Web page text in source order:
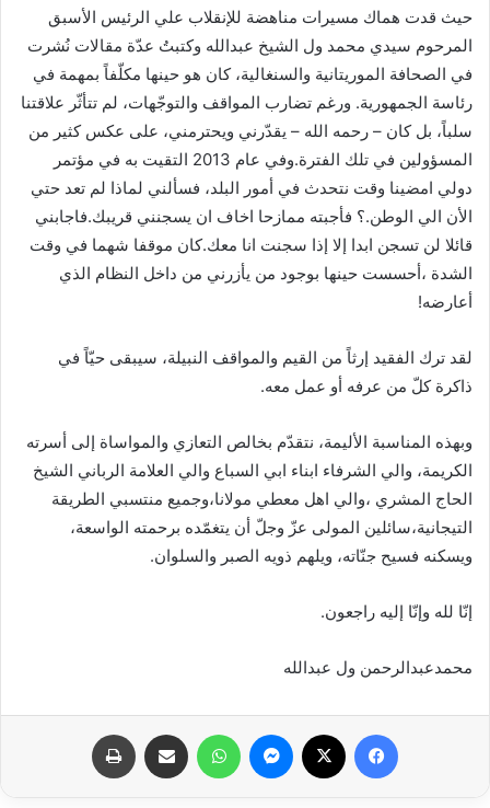
حيث قدت هماك مسيرات مناهضة للإنقلاب علي الرئيس الأسبق
المرحوم سيدي محمد ول الشيخ عبدالله وكتبتُ عدّة مقالات نُشرت
في الصحافة الموريتانية والسنغالية، كان هو حينها مكلّفاً بمهمة في
رئاسة الجمهورية. ورغم تضارب المواقف والتوجّهات، لم تتأثّر علاقتنا
سلباً، بل كان – رحمه الله – يقدّرني ويحترمني، على عكس كثير من
المسؤولين في تلك الفترة.وفي عام 2013 التقيت به في مؤتمر
دولي امضينا وقت نتحدث في أمور البلد، فسألني لماذا لم تعد حتي
الأن الي الوطن.؟ فأجبته ممازحا اخاف ان يسجنني قريبك.فاجابني
قائلا لن تسجن ابدا إلا إذا سجنت انا معك.كان موقفا شهما في وقت
الشدة ،أحسست حينها بوجود من يأزرني من داخل النظام الذي
أعارضه!
لقد ترك الفقيد إرثاً من القيم والمواقف النبيلة، سيبقى حيّاً في
ذاكرة كلّ من عرفه أو عمل معه.
وبهذه المناسبة الأليمة، نتقدّم بخالص التعازي والمواساة إلى أسرته
الكريمة، والي الشرفاء ابناء ابي السباع والي العلامة الرباني الشيخ
الحاج المشري ،والي اهل معطي مولانا،وجميع منتسبي الطريقة
التيجانية،سائلين المولى عزّ وجلّ أن يتغمّده برحمته الواسعة،
ويسكنه فسيح جنّاته، ويلهم ذويه الصبر والسلوان.
إنّا لله وإنّا إليه راجعون.
محمدعبدالرحمن ول عبدالله
فيسبوك ماسنجر واتساب مشاركة عبر البريد